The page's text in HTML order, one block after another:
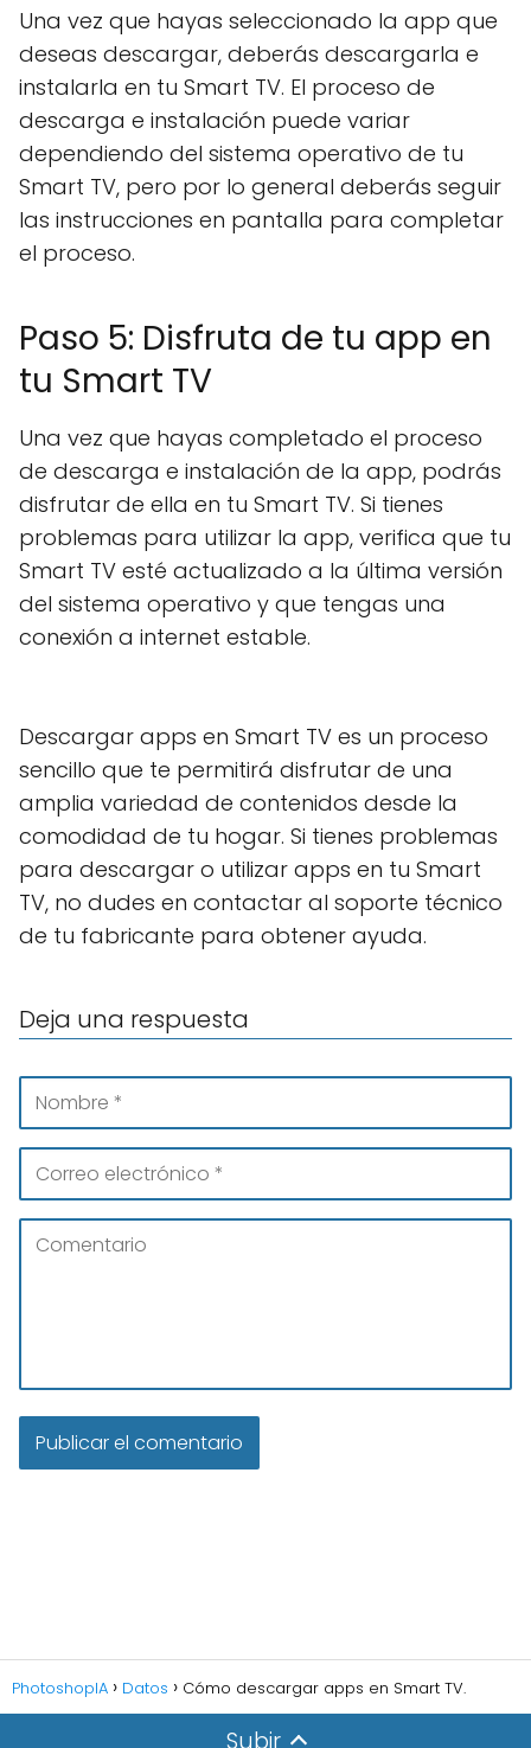
Una vez que hayas seleccionado la app que
deseas descargar, deberás descargarla e
instalarla en tu Smart TV. El proceso de
descarga e instalación puede variar
dependiendo del sistema operativo de tu
Smart TV, pero por lo general deberás seguir
las instrucciones en pantalla para completar
el proceso.
Paso 5: Disfruta de tu app en
tu Smart TV
Una vez que hayas completado el proceso
de descarga e instalación de la app, podrás
disfrutar de ella en tu Smart TV. Si tienes
problemas para utilizar la app, verifica que tu
Smart TV esté actualizado a la última versión
del sistema operativo y que tengas una
conexión a internet estable.
Descargar apps en Smart TV es un proceso
sencillo que te permitirá disfrutar de una
amplia variedad de contenidos desde la
comodidad de tu hogar. Si tienes problemas
para descargar o utilizar apps en tu Smart
TV, no dudes en contactar al soporte técnico
de tu fabricante para obtener ayuda.
Deja una respuesta
PhotoshopIA Datos Cómo descargar apps en Smart TV.
Subir